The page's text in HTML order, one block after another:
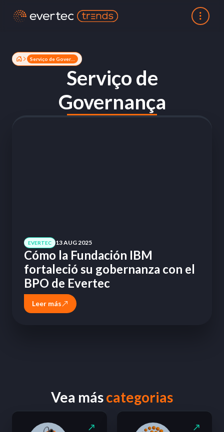
Serviço de
Governança
EVERTEC 13 AUG 2025
Cómo la Fundación IBM
fortaleció su gobernanza con el
BPO de Evertec
Leer más
Vea máscategorias